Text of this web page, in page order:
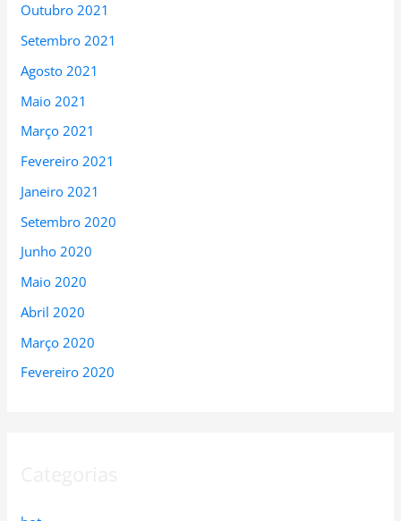
Outubro 2021
Setembro 2021
Agosto 2021
Maio 2021
Março 2021
Fevereiro 2021
Janeiro 2021
Setembro 2020
Junho 2020
Maio 2020
Abril 2020
Março 2020
Fevereiro 2020